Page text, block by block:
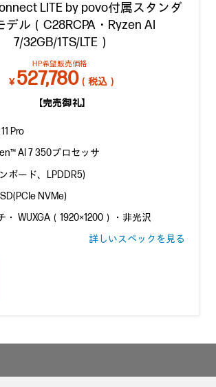
LITE by povo付属スタンダ
デル（C28RCPA・Ryzen AI
7/32GB/1TS/LTE）
HP希望販売価格
￥527,780（税込）
【完売御礼】
Pro
AI 7 350プロセッサ
ボード、LPDDR5)
NVMe)
・ WUXGA（1920×1200）・非光沢
詳しいスペックを見る